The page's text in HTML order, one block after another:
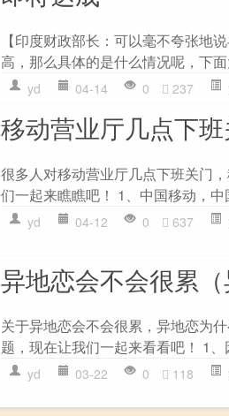
【印度财政部长：可以毫不夸张地
高，那么具体的是什么情况呢，下
yd 04-14 0 237
移动营业厅几点下班
很多人对移动营业厅几点下班关门
们一起来瞧瞧吧！ 1、中国移动，
yd 04-12 0 637
异地恋会不会很累（
关于异地恋会不会很累，异地恋为
题，现在让我们一起来看看吧！ 1
yd 03-22 0 118